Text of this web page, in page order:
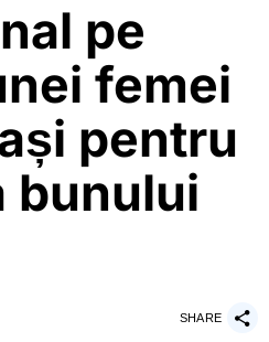
pe
femei
pentru
bunului
SHARE